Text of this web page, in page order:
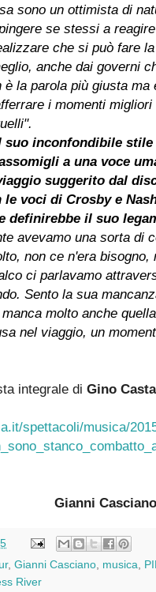
sono un ottimista di
se stessi a
che si può fare
anche dai governi
è la parola più giusta
i momenti
suo inconfondibile
a una voce
suggerito dal
voci di Crosby e
definirebbe il suo
avevamo una sorta di
non ce n'era
ci parlavamo
Sento la sua
molto anche
nel viaggio, un
integrale di Gino
spettacoli/musica/
Gianni
, Gianni Casciano musica
River